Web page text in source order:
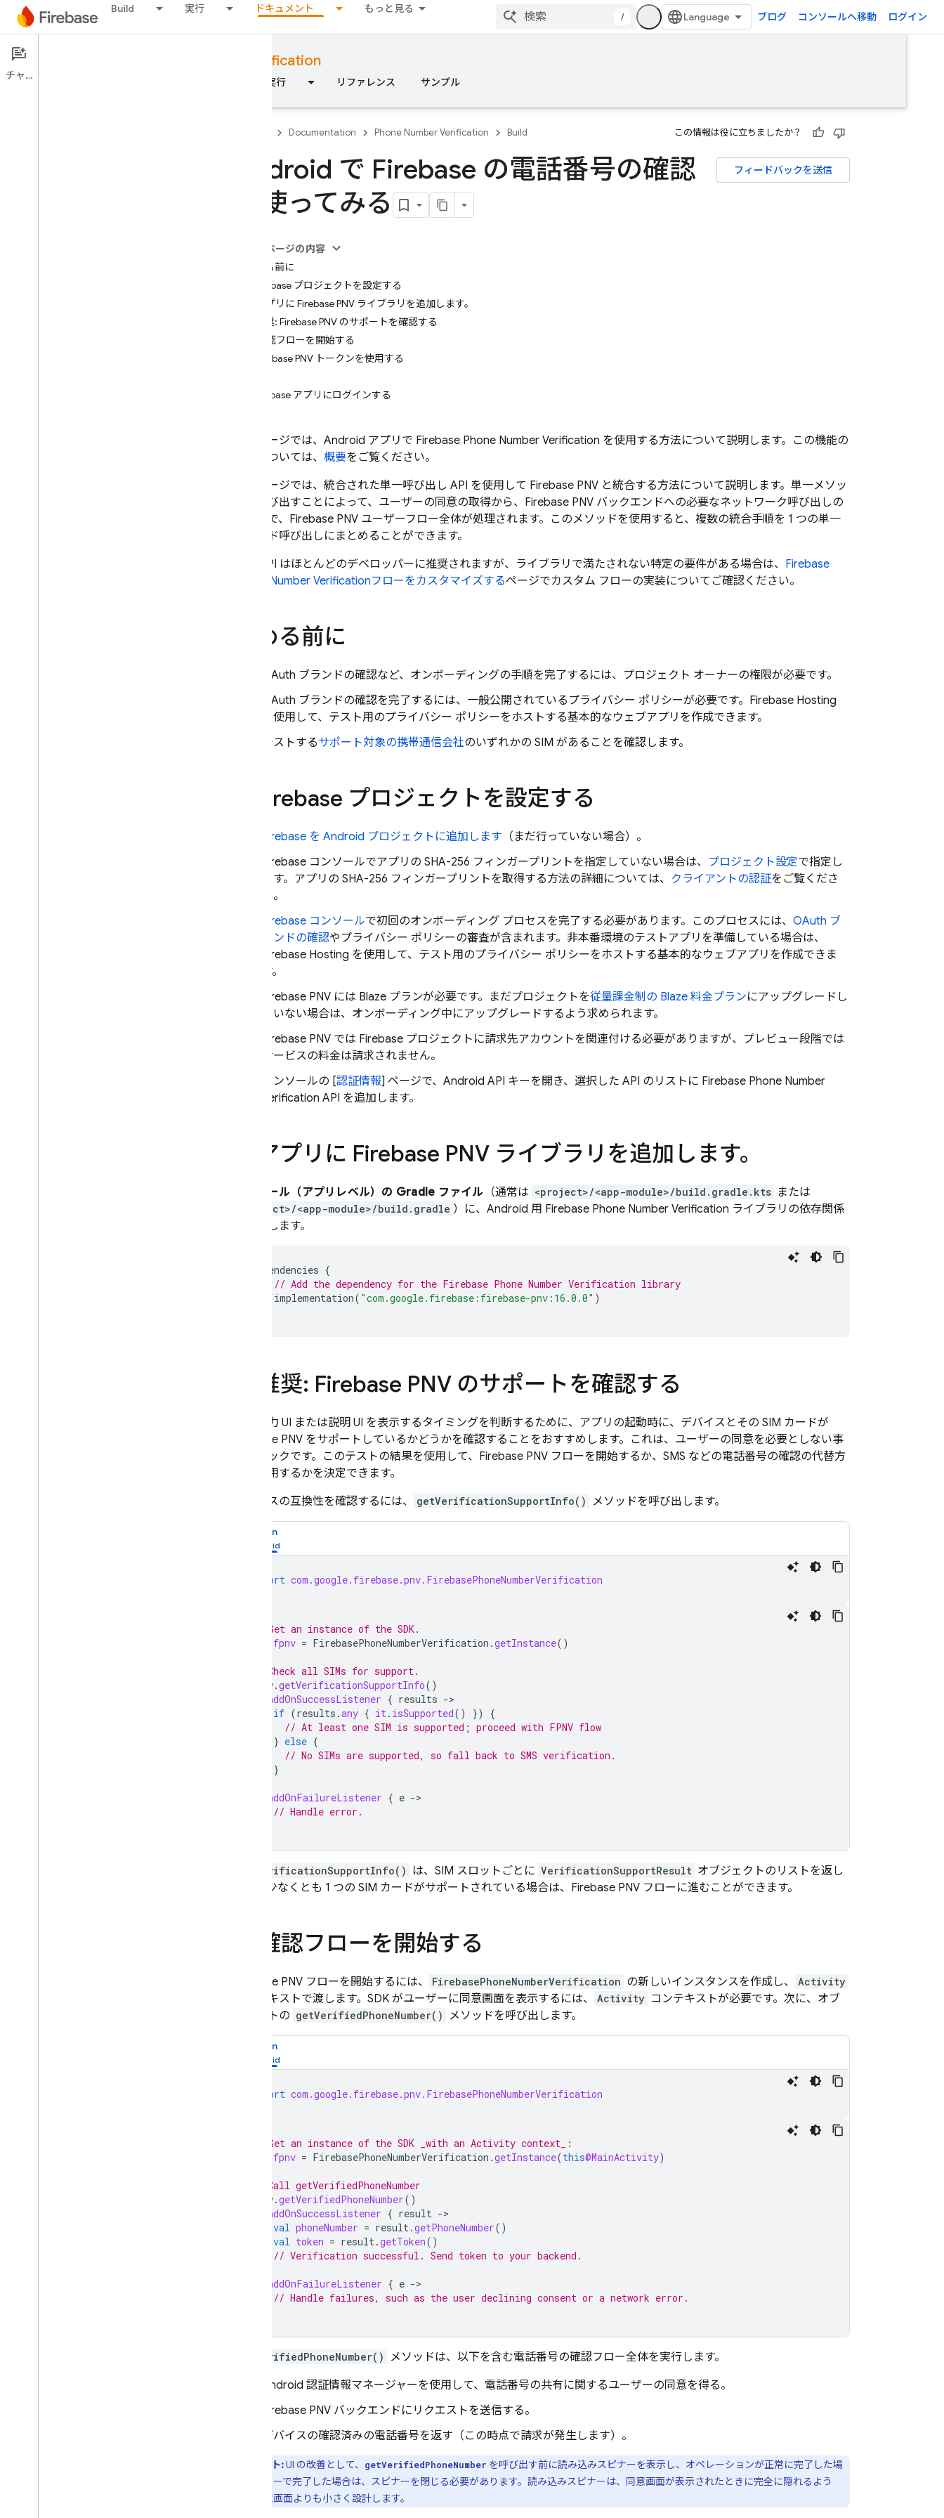
Build 実行 ドキュメント もっと見る
/ ブログ コンソールへ移動 ログイン
Documentation Phone Number Verification
概要 実行 リファレンス サンプル
Documentation Phone Number Verification Build この情報は役に立ちましたか？
フィードバックを送信
Android で Firebase の電話番号の確認
を使ってみる
このページの内容
始める前に
Firebase プロジェクトを設定する
アプリに Firebase PNV ライブラリを追加します。
推奨: Firebase PNV のサポートを確認する
確認フローを開始する
Firebase PNV トークンを使用する
Firebase アプリにログインする
このページでは、Android アプリで Firebase Phone Number Verification を使用する方法について説明します。この機能の
概要については、 概要をご覧ください。
このページでは、統合された単一呼び出し API を使用して Firebase PNV と統合する方法について説明します。単一メソッ
ドを呼び出すことによって、ユーザーの同意の取得から、 Firebase PNV バックエンドへの必要なネットワーク呼び出しの
実行まで、 Firebase PNV ユーザーフロー全体が処理されます。このメソッドを使用すると、複数の統合手順を 1 つの単一
メソッド呼び出しにまとめることができます。
この API はほとんどのデベロッパーに推奨されますが、ライブラリで満たされない特定の要件がある場合は、 Firebase
Phone Number Verificationフローをカスタマイズするページでカスタム フローの実装についてご確認ください。
始める前に
OAuth ブランドの確認など、オンボーディングの手順を完了するには、プロジェクト オーナーの権限が必要です。
OAuth ブランドの確認を完了するには、一般公開されているプライバシー ポリシーが必要です。 Firebase Hosting
を使用して、テスト用のプライバシー ポリシーをホストする基本的なウェブアプリを作成できます。
テストするサポート対象の携帯通信会社のいずれかの SIM があることを確認します。
Firebase プロジェクトを設定する
Firebase を Android プロジェクトに追加します （まだ行っていない場合）。
Firebase コンソールでアプリの SHA-256 フィンガープリントを指定していない場合は、 プロジェクト設定で指定し
ます。アプリの SHA-256 フィンガープリントを取得する方法の詳細については、 クライアントの認証をご覧くださ
い。
Firebase コンソールで初回のオンボーディング プロセスを完了する必要があります。このプロセスには、 OAuth ブ
ランドの確認やプライバシー ポリシーの審査が含まれます。非本番環境のテストアプリを準備している場合は、
Firebase Hosting を使用して、テスト用のプライバシー ポリシーをホストする基本的なウェブアプリを作成できま
す。
Firebase PNV には Blaze プランが必要です。まだプロジェクトを従量課金制の Blaze 料金プランにアップグレードし
ていない場合は、オンボーディング中にアップグレードするよう求められます。
Firebase PNV では Firebase プロジェクトに請求先アカウントを関連付ける必要がありますが、プレビュー段階では
サービスの料金は請求されません。
コンソールの [認証情報] ページで、Android API キーを開き、選択した API のリストに Firebase Phone Number
Verification API を追加します。
アプリに Firebase PNV ライブラリを追加します。
モジュール（アプリレベル）の Gradle ファイル （通常は <project>/<app-module>/build.gradle.kts または
<project>/<app-module>/build.gradle ）に、Android 用 Firebase Phone Number Verification ライブラリの依存関係
を追加します。
dependencies {
// Add the dependency for the Firebase Phone Number Verification library
implementation( "com.google.firebase:firebase-pnv:16.0.0" )
推奨: Firebase PNV のサポートを確認する
番号入力 UI または説明 UI を表示するタイミングを判断するために、アプリの起動時に、デバイスとその SIM カードが
Firebase PNV をサポートしているかどうかを確認することをおすすめします。これは、ユーザーの同意を必要としない事
前チェックです。このテストの結果を使用して、 Firebase PNV フローを開始するか、SMS などの電話番号の確認の代替方
法を使用するかを決定できます。
デバイスの互換性を確認するには、
getVerificationSupportInfo() メソッドを呼び出します。
Kotlin
import com.google.firebase.pnv.FirebasePhoneNumberVerification
// Get an instance of the SDK.
fpnv = FirebasePhoneNumberVerification .getInstance()
// Check all SIMs for support.
fpnv.getVerificationSupportInfo()
addOnSuccessListener { results -
if (results .any { it. isSupported() })
{
// At least one SIM is supported; proceed with FPNV flow
} else {
// No SIMs are supported, so fall back to SMS verification.
}
addOnFailureListener { e -
// Handle error.
getVerificationSupportInfo() は、SIM スロットごとに VerificationSupportResult オブジェクトのリストを返し
ます。少なくとも 1 つの SIM カードがサポートされている場合は、 Firebase PNV フローに進むことができます。
確認フローを開始する
Firebase PNV フローを開始するには、 FirebasePhoneNumberVerification の新しいインスタンスを作成し、 Activity
コンテキストで渡します。SDK がユーザーに同意画面を表示するには、 Activity コンテキストが必要です。次に、オブ
ジェクトの getVerifiedPhoneNumber() メソッドを呼び出します。
Kotlin
import com.google.firebase.pnv.FirebasePhoneNumberVerification
// Get an instance of the SDK _with an Activity context_:
fpnv = FirebasePhoneNumberVerification .getInstance(this@MainActivity)
// Call getVerifiedPhoneNumber
fpnv.getVerifiedPhoneNumber()
addOnSuccessListener { result -
val phoneNumber = result.getPhoneNumber()
val token = result.getToken()
// Verification successful. Send token to your backend.
addOnFailureListener { e -
// Handle failures, such as the user declining consent or a network error.
getVerifiedPhoneNumber()
メソッドは、以下を含む電話番号の確認フロー全体を実行します。
Android 認証情報マネージャーを使用して、電話番号の共有に関するユーザーの同意を得る。
Firebase PNV バックエンドにリクエストを送信する。
デバイスの確認済みの電話番号を返す（この時点で請求が発生します）。
ヒント:UI の改善として、 getVerifiedPhoneNumber を呼び出す前に読み込みスピナーを表示し、オペレーションが正常に完了した場
合やエラーで完了した場合は、スピナーを閉じる必要があります。読み込みスピナーは、同意画面が表示されたときに完全に隠れるよう
に、同意画面よりも小さく設計します。
チャット